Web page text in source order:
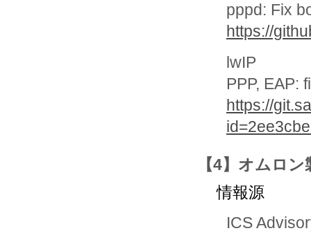
pppd: Fix
https://
lwIP
PPP, EAP:
https://
【4】オムロ
情報源
ICS